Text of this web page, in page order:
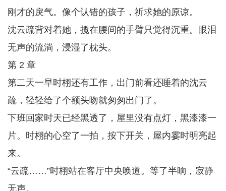
刚才的戾气。像个认错的孩子，祈求她的原谅。
沈云疏背对着她，揽在腰间的手臂只觉得沉重。眼泪
无声的流淌，浸湿了枕头。
第 2 章
第二天一早时栩还有工作，出门前看还睡着的沈云
疏，轻轻给了个额头吻就匆匆出门了。
下班回家时天已经黑透了，屋里没有点灯，黑漆漆一
片。时栩的心空了一拍，按下开关，屋内霎时明亮起
来。
“云疏……”时栩站在客厅中央唤道。等了半晌，寂静
无声。